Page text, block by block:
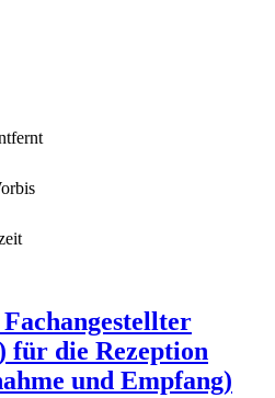
für die Rezeption
und Empfang)